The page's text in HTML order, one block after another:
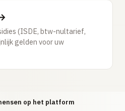
(ISDE, btw-nultarief,
gelden voor uw
op het platform